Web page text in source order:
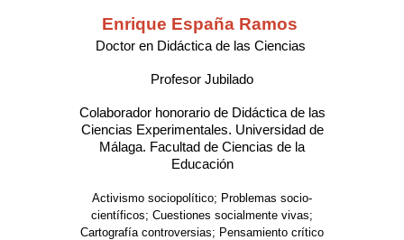
Enrique España Ramos
Doctor en Didáctica de las Ciencias
Profesor Jubilado
Colaborador honorario de Didáctica de las
Ciencias Experimentales. Universidad de
Málaga. Facultad de Ciencias de la
Educación
Activismo sociopolítico; Problemas socio-
científicos; Cuestiones socialmente vivas;
Cartografía controversias; Pensamiento crítico